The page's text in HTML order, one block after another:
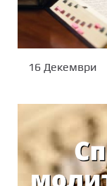
16 Декември